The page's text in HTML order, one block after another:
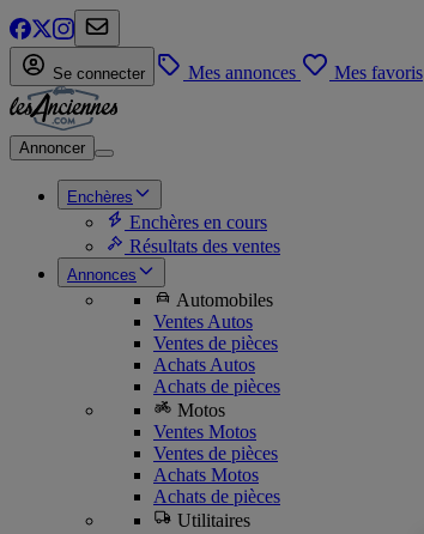
Se connecter Mes annonces Mes favoris
Annoncer
Enchères
Enchères en cours
Résultats des ventes
Annonces
Automobiles
Ventes Autos
Ventes de pièces
Achats Autos
Achats de pièces
Motos
Ventes Motos
Ventes de pièces
Achats Motos
Achats de pièces
Utilitaires